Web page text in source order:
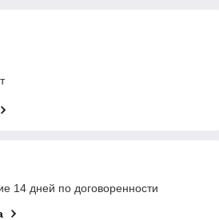
14 дней по договоренности